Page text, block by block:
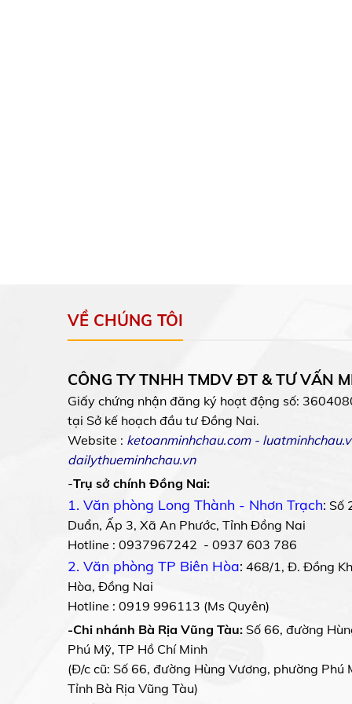
VỀ CHÚNG TÔI
CÔNG TY TNHH TMDV ĐT & TƯ VẤN
Giấy chứng nhận đăng ký hoạt động số:
tại Sở kế hoạch đầu tư Đồng Nai.
Website : ketoanminhchau.com-
dailythueminhchau.vn
-Trụ sở chính Đồng Nai:
1. Văn phòng Long Thành - Nhơn Trạch: Số
Duẩn, Ấp 3, Xã An Phước, Tỉnh Đồng Nai
Hotline : 0937967242 - 0937 603 786
2. Văn phòng TP Biên Hòa: 468/1, Đ. Đồng
Hòa, Đồng Nai
Hotline : 0919 996113 (Ms Quyên)
-Chi nhánh Bà Rịa Vũng Tàu: Số 66, đường
Phú Mỹ, TP Hồ Chí Minh
(Đ/c cũ: Số 66, đường Hùng Vương, phường Phú
Tỉnh Bà Rịa Vũng Tàu)